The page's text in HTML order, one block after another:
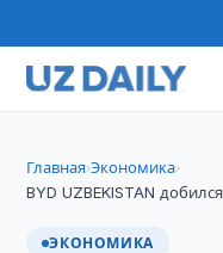
Главная›Экономика›
BYD UZBEKISTAN
ЭКОНОМИКА